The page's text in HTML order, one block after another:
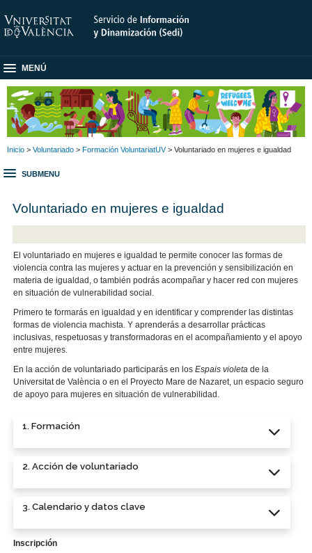
MENÚ
Inicio > Voluntariado > Formación VoluntariatUV> Voluntariado en mujeres e igualdad
SUBMENU
Voluntariado en mujeres e igualdad
El voluntariado en mujeres e igualdad te permite conocer las formas de
violencia contra las mujeres y actuar en la prevención y sensibilización en
materia de igualdad, o también podrás acompañar y hacer red con mujeres
en situación de vulnerabilidad social.
Primero te formarás en igualdad y en identificar y comprender las distintas
formas de violencia machista. Y aprenderás a desarrollar prácticas
inclusivas, respetuosas y transformadoras en el acompañamiento y el apoyo
entre mujeres.
En la acción de voluntariado participarás en losEspais violeta de la
Universitat de València o en el Proyecto Mare de Nazaret, un espacio seguro
de apoyo para mujeres en situación de vulnerabilidad.
1. Formación
2. Acción de voluntariado
3. Calendario y datos clave
Inscripción